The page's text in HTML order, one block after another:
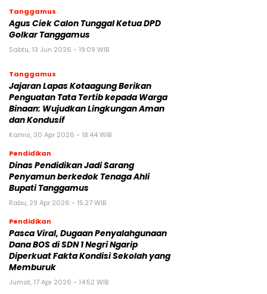
Tanggamus
Agus Ciek Calon Tunggal Ketua DPD
Golkar Tanggamus
Sabtu, 13 Jun 2026 - 19:09 WIB
Tanggamus
Jajaran Lapas Kotaagung Berikan
Penguatan Tata Tertib kepada Warga
Binaan: Wujudkan Lingkungan Aman
dan Kondusif
Kamis, 30 Apr 2026 - 18:44 WIB
Pendidikan
Dinas Pendidikan Jadi Sarang
Penyamun berkedok Tenaga Ahli
Bupati Tanggamus
Rabu, 29 Apr 2026 - 15:27 WIB
Pendidikan
Pasca Viral, Dugaan Penyalahgunaan
Dana BOS di SDN 1 Negri Ngarip
Diperkuat Fakta Kondisi Sekolah yang
Memburuk
Jumat, 17 Apr 2026 - 14:52 WIB